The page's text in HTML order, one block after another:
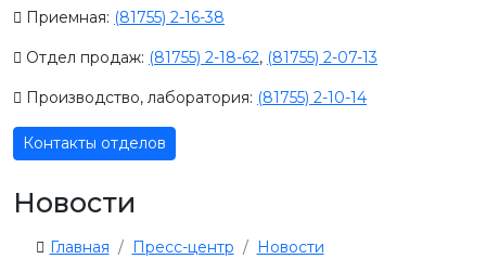
Приемная: (81755) 2-16-38
Отдел продаж: (81755) 2-18-62, (81755) 2-07-13
Производство, лаборатория: (81755) 2-10-14
Контакты отделов
Новости
Главная Пресс-центр
Новости